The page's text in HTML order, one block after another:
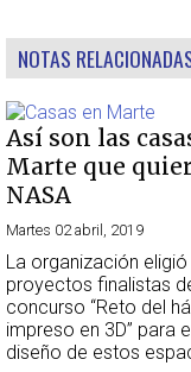
NOTAS
Así son las
Marte que
NASA
Martes 02 abril, 2019
La organización
proyectos finalistas
concurso “Reto del
impreso en 3D” para el
diseño de estos